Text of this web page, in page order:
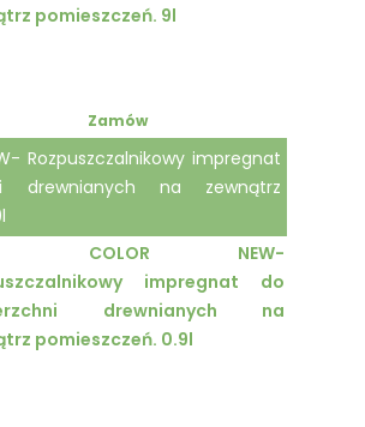
pomieszczeń. 9l
Zamów
Rozpuszczalnikowy impregnat
drewnianych na zewnątrz
COLOR NEW-
impregnat do
drewnianych na
pomieszczeń. 0.9l